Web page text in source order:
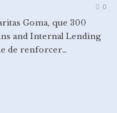
0
Goma, que 300
and Internal Lending
de renforcer…